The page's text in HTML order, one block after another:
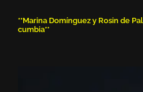
**Marina Domínguez y Rosin de
cumbia**